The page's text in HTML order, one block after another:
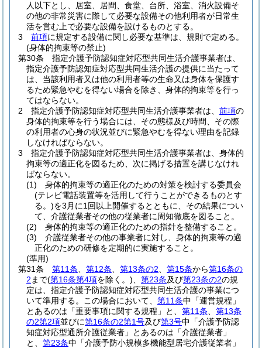
人以下とし、居室、居間、食堂、台所、浴室、消火設備そ
の他の非常災害に際して必要な設備その他利用者が日常生
活を営む上で必要な設備を設けるものとする。
3
前項に規定する設備に関し必要な基準は、規則で定める。
(身体的拘束等の禁止)
第30条
指定介護予防認知症対応型共同生活介護事業者は、
指定介護予防認知症対応型共同生活介護の提供に当たって
は、当該利用者又は他の利用者等の生命又は身体を保護す
るため緊急やむを得ない場合を除き、身体的拘束等を行っ
てはならない。
2
指定介護予防認知症対応型共同生活介護事業者は、 前項の
身体的拘束等を行う場合には、その態様及び時間、その際
の利用者の心身の状況並びに緊急やむを得ない理由を記録
しなければならない。
3
指定介護予防認知症対応型共同生活介護事業者は、身体的
拘束等の適正化を図るため、次に掲げる措置を講じなけれ
ばならない。
(1)
身体的拘束等の適正化のための対策を検討する委員会
(テレビ電話装置等を活用して行うことができるものとす
る。)を3月に1回以上開催するとともに、その結果につい
て、介護従業者その他の従業者に周知徹底を図ること。
(2)
身体的拘束等の適正化のための指針を整備すること。
(3)
介護従業者その他の事業者に対し、身体的拘束等の適
正化のための研修を定期的に実施すること。
(準用)
第31条
第11条 第12条 第13条の2 第15条から第16条の
2 まで(第16条第4項を除く。) 第23条及び第23条の2の規
定は、指定介護予防認知症対応型共同生活介護の事業につ
いて準用する。
この場合において、 第11条中「運営規程」
とあるのは「重要事項に関する規程」と、 第11条
第13条
の2第2項並びに第16条の2第1号及び第3号中「介護予防認
知症対応型通所介護従業者」とあるのは「介護従業者」
と、 第23条中「介護予防小規模多機能型居宅介護従業者」